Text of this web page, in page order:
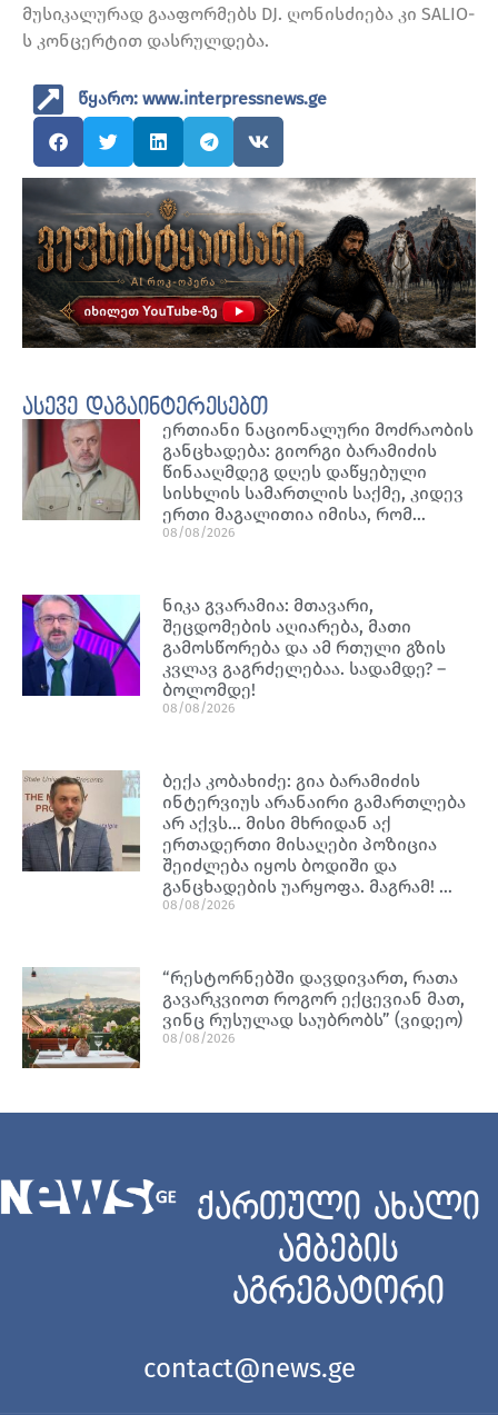
მუსიკალურად გააფორმებს DJ. ღონისძიება კი SALIO-
ს კონცერტით დასრულდება.
წყარო: www.interpressnews.ge
ასევე დაგაინტერესებთ
ერთიანი ნაციონალური მოძრაობის
განცხადება: გიორგი ბარამიძის
წინააღმდეგ დღეს დაწყებული
სისხლის სამართლის საქმე, კიდევ
ერთი მაგალითია იმისა, რომ…
08/08/2026
ნიკა გვარამია: მთავარი,
შეცდომების აღიარება, მათი
გამოსწორება და ამ რთული გზის
კვლავ გაგრძელებაა. სადამდე? –
ბოლომდე!
08/08/2026
ბექა კობახიძე: გია ბარამიძის
ინტერვიუს არანაირი გამართლება
არ აქვს… მისი მხრიდან აქ
ერთადერთი მისაღები პოზიცია
შეიძლება იყოს ბოდიში და
განცხადების უარყოფა. მაგრამ! …
08/08/2026
“რესტორნებში დავდივართ, რათა
გავარკვიოთ როგორ ექცევიან მათ,
ვინც რუსულად საუბრობს” (ვიდეო)
08/08/2026
ქართული ახალი
ამბების
აგრეგატორი
contact@news.ge